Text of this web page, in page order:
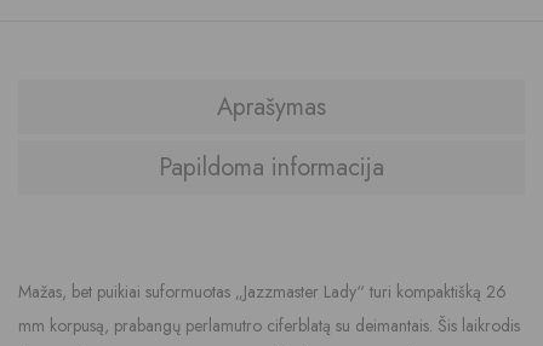
Aprašymas
Papildoma informacija
Mažas, bet puikiai suformuotas „Jazzmaster Lady“ turi kompaktišką 26
mm korpusą, prabangų perlamutro ciferblatą su deimantais. Šis laikrodis